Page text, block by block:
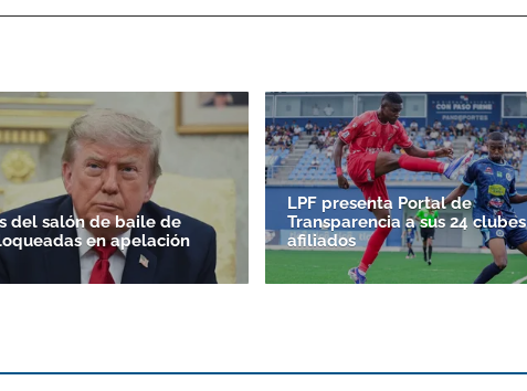
del salón de baile de
en apelación
LPF presenta Portal de
Transparencia a sus 24 clubes
afiliados